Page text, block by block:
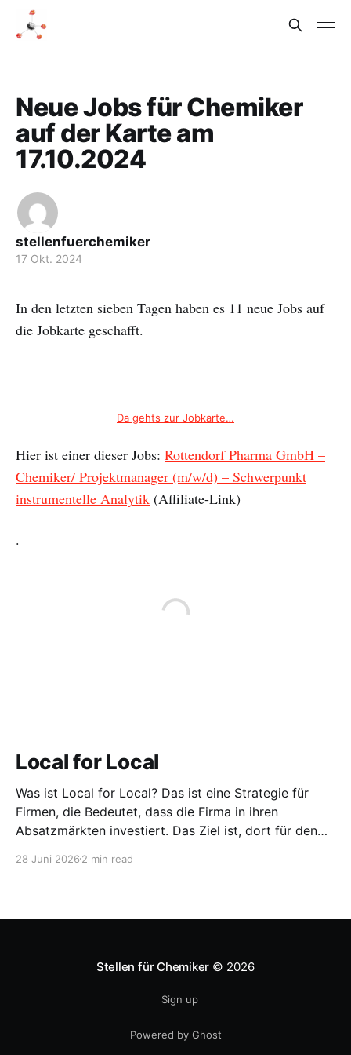
Neue Jobs für Chemiker
auf der Karte am
17.10.2024
stellenfuerchemiker
17 Okt. 2024
In den letzten sieben Tagen haben es 11 neue Jobs auf
die Jobkarte geschafft.
Da gehts zur Jobkarte…
Hier ist einer dieser Jobs: Rottendorf Pharma GmbH –
Chemiker/ Projektmanager (m/w/d) – Schwerpunkt
instrumentelle Analytik (Affiliate-Link)
.
Local for Local
Was ist Local for Local? Das ist eine Strategie für
Firmen, die Bedeutet, dass die Firma in ihren
Absatzmärkten investiert. Das Ziel ist, dort für den
entwickeln. Diese Strategie ist von Toyota bekannt,
28 Juni 2026 2 min read
Stellen für Chemiker © 2026
Sign up
Powered by Ghost